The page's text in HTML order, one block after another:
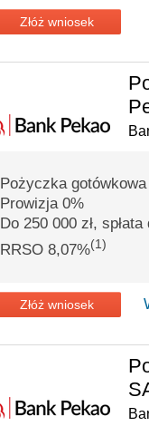
Złóż wniosek
Pożyczka
Prowizja 0%
Do 250 000 zł,
RRSO 8,07%(1)
Złóż wniosek